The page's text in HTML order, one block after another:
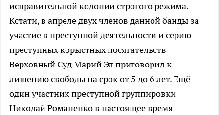
исправительной колонии строгого режима.
Кстати, в апреле двух членов данной банды за
участие в преступной деятельности и серию
преступных корыстных посягательств
Верховный Суд Марий Эл приговорил к
лишению свободы на срок от 5 до 6 лет. Ещё
один участник преступной группировки
Николай Романенко в настоящее время